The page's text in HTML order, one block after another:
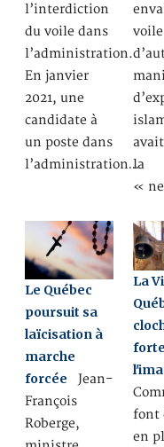
l’interdiction
du voile dans
l’administration.
En janvier
2021, une
candidate à
un poste dans
l’administration…la
«
Le Québec
poursuit sa
laïcisation à
marche
forcée Jean-
François
Roberge,
La
font
en